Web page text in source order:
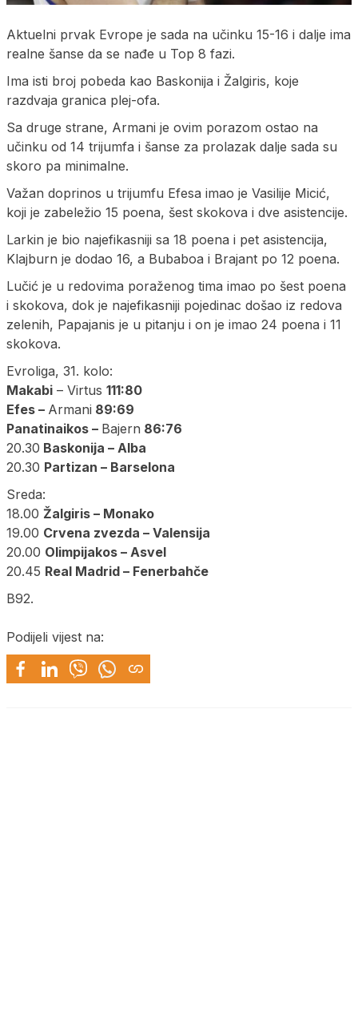
Aktuelni prvak Evrope je sada na učinku 15-16 i dalje ima
realne šanse da se nađe u Top 8 fazi.
Ima isti broj pobeda kao Baskonija i Žalgiris, koje
razdvaja granica plej-ofa.
Sa druge strane, Armani je ovim porazom ostao na
učinku od 14 trijumfa i šanse za prolazak dalje sada su
skoro pa minimalne.
Važan doprinos u trijumfu Efesa imao je Vasilije Micić,
koji je zabeležio 15 poena, šest skokova i dve asistencije.
Larkin je bio najefikasniji sa 18 poena i pet asistencija,
Klajburn je dodao 16, a Bubaboa i Brajant po 12 poena.
Lučić je u redovima poraženog tima imao po šest poena
i skokova, dok je najefikasniji pojedinac došao iz redova
zelenih, Papajanis je u pitanju i on je imao 24 poena i 11
skokova.
Evroliga, 31. kolo:
Makabi – Virtus 111:80
Efes – Armani 89:69
Panatinaikos – Bajern 86:76
20.30 Baskonija – Alba
20.30 Partizan – Barselona
Sreda:
18.00 Žalgiris – Monako
19.00 Crvena zvezda – Valensija
20.00 Olimpijakos – Asvel
20.45 Real Madrid – Fenerbahče
B92.
Podijeli vijest na: